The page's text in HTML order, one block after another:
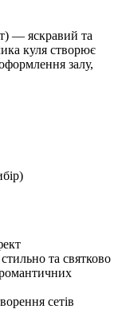
— яскравий та
куля створює
залу,
та святково
романтичних
сетів